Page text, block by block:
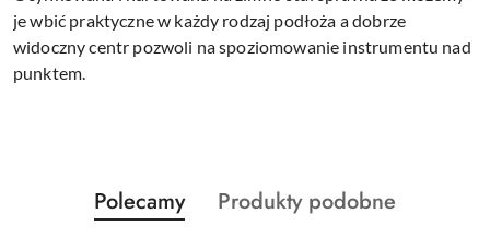
je wbić praktyczne w każdy rodzaj podłoża a dobrze
widoczny centr pozwoli na spoziomowanie instrumentu nad
punktem.
Pomiń karuzelę produktów
Produkty
o
Polecamy
Produkty
Produkty podobne